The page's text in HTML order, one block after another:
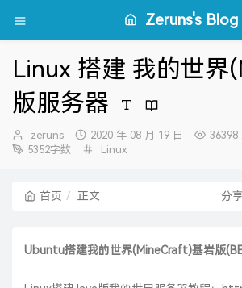
Zeruns's Blog
Linux 搭建 我的世界
版服务器
博
主：
zeruns
发
布
2020 年 08 月 19 日 36398
5352字数
分Linux
首页 正文 分
Ubuntu搭建我的世界(MineCraft)基岩版